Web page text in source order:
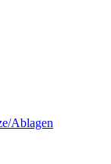
Ablagen